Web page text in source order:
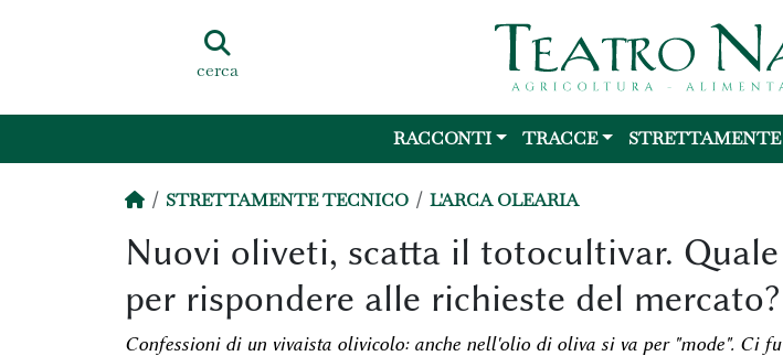
cerca
RACCONTI TRACCE
STRETTAMENTE TECNICO L'ARCA OLEARIA
Nuovi oliveti, scatta il totocultivar. Quale
per rispondere alle richieste del mercato?
Confessioni di un vivaista olivicolo: anche nell'olio di oliva si va per "mode". Ci